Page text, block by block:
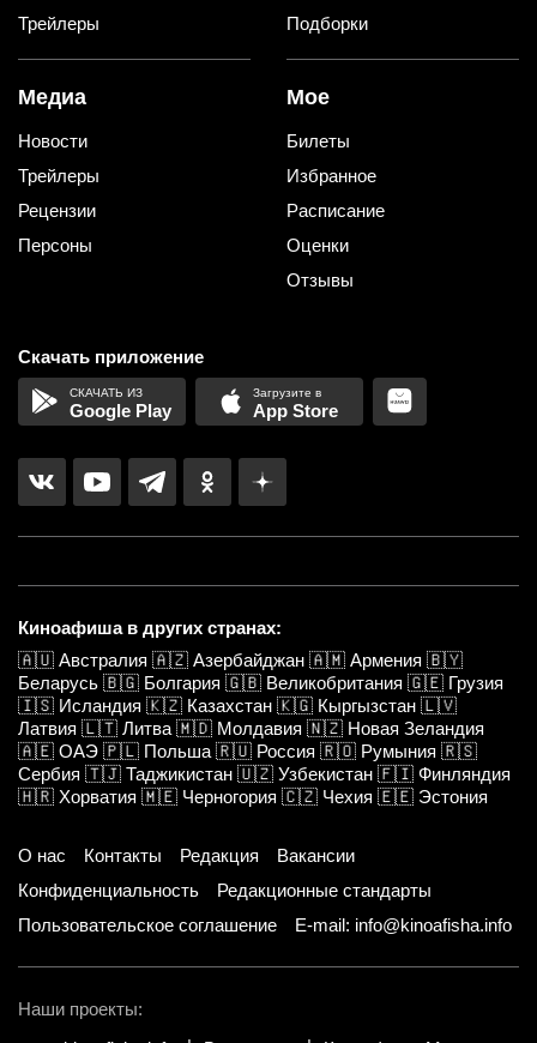
Трейлеры
Подборки
Медиа
Новости
Трейлеры
Рецензии
Персоны
Мое
Билеты
Избранное
Расписание
Оценки
Отзывы
Скачать приложение
Google Play App Store
Киноафиша в других странах:
🇦🇺 Австралия 🇦🇿 Азербайджан 🇦🇲 Армения 🇧🇾
Беларусь 🇧🇬 Болгария 🇬🇧 Великобритания 🇬🇪 Грузия
🇮🇸 Исландия 🇰🇿 Казахстан 🇰🇬 Кыргызстан 🇱🇻
Латвия 🇱🇹 Литва 🇲🇩 Молдавия 🇳🇿 Новая Зеландия
🇦🇪 ОАЭ 🇵🇱 Польша 🇷🇺 Россия 🇷🇴 Румыния 🇷🇸
Сербия 🇹🇯 Таджикистан 🇺🇿 Узбекистан 🇫🇮 Финляндия
🇭🇷 Хорватия 🇲🇪 Черногория 🇨🇿 Чехия 🇪🇪 Эстония
О нас Контакты Редакция
Вакансии
Конфиденциальность
Редакционные стандарты
Пользовательское соглашение
E-mail: info@kinoafisha.info
Наши проекты: